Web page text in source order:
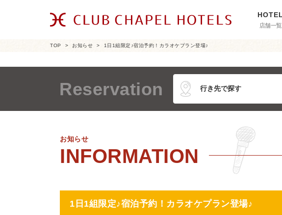
店舗一覧
TOP お知らせ 1日1組限定♪宿泊予約！カラオケプラン登場♪
Reservation
お知らせ
1日1組限定♪宿泊予約！カラオケプラン登場♪